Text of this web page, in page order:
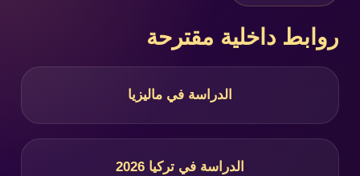
روابط داخلية مقترحة
الدراسة في ماليزيا
الدراسة في تركيا 2026